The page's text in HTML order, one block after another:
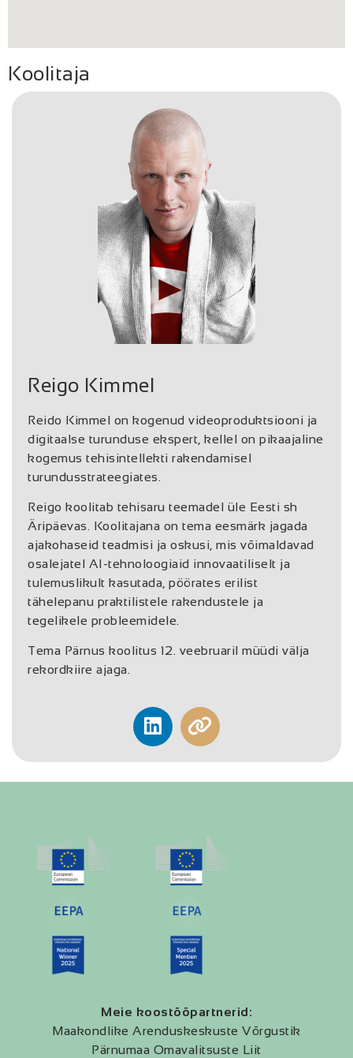
Koolitaja
Reigo Kimmel
Reido Kimmel on kogenud videoproduktsiooni ja
digitaalse turunduse ekspert, kellel on pikaajaline
kogemus tehisintellekti rakendamisel
turundusstrateegiates.
Reigo koolitab tehisaru teemadel üle Eesti sh
Äripäevas. Koolitajana on tema eesmärk jagada
ajakohaseid teadmisi ja oskusi, mis võimaldavad
osalejatel AI-tehnoloogiaid innovaatiliselt ja
tulemuslikult kasutada, pöörates erilist
tähelepanu praktilistele rakendustele ja
tegelikele probleemidele.
Tema Pärnus koolitus 12. veebruaril müüdi välja
rekordkiire ajaga.
Meie koostööpartnerid:
Maakondlike Arenduskeskuste Võrgustik
Pärnumaa Omavalitsuste Liit